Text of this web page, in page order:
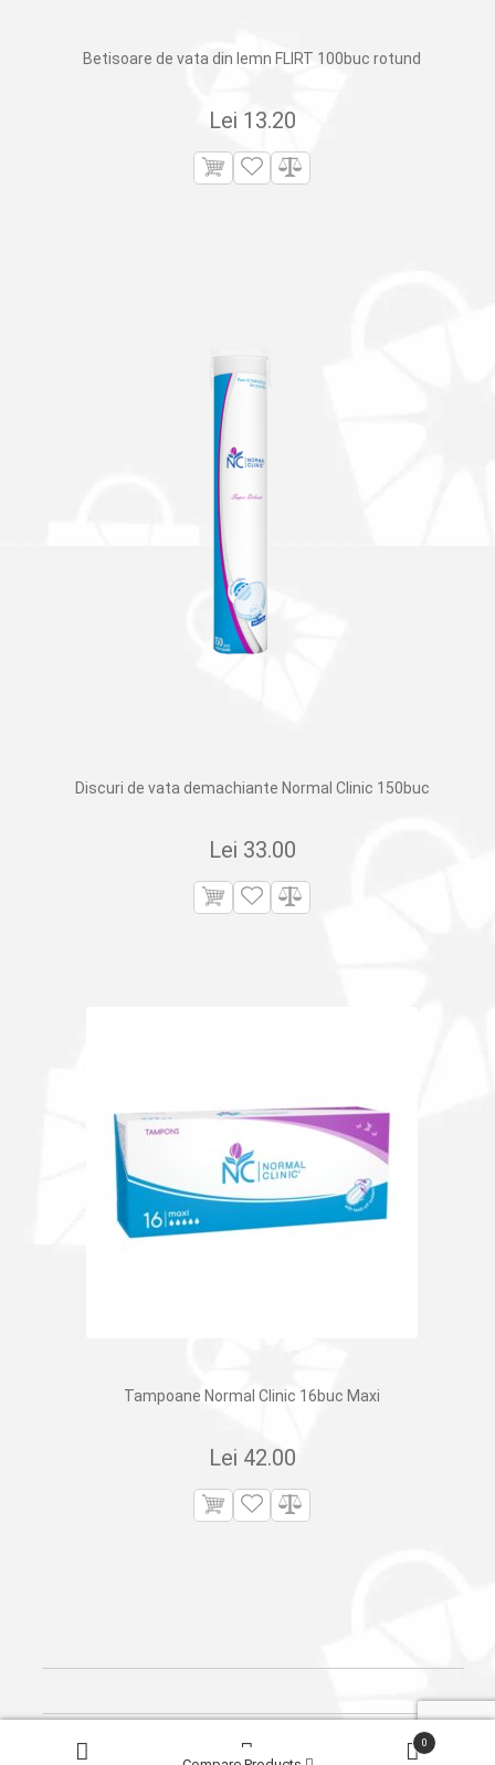
Betisoare de vata din lemn FLIRT 100buc rotund
Lei 13.20
Discuri de vata demachiante Normal Clinic 150buc
Lei 33.00
Tampoane Normal Clinic 16buc Maxi
Lei 42.00
© 2026Сleber. Created by
0